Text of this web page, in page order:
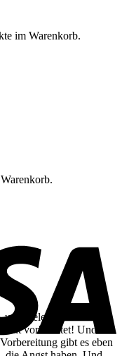
im Warenkorb.
viele Hundehalter
vorbereitet! Und
gibt es eben